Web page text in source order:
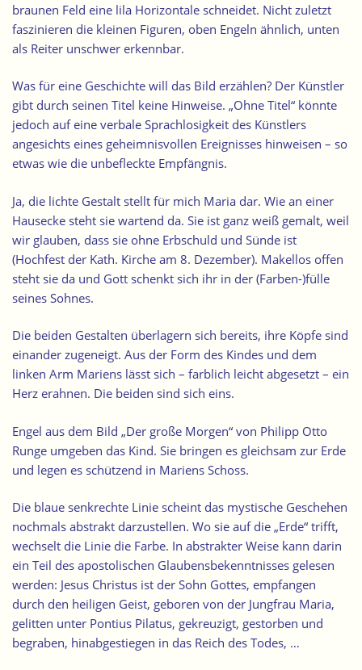
braunen Feld eine lila Horizontale schneidet. Nicht zuletzt
faszinieren die kleinen Figuren, oben Engeln ähnlich, unten
als Reiter unschwer erkennbar.
Was für eine Geschichte will das Bild erzählen? Der Künstler
gibt durch seinen Titel keine Hinweise. „Ohne Titel“ könnte
jedoch auf eine verbale Sprachlosigkeit des Künstlers
angesichts eines geheimnisvollen Ereignisses hinweisen – so
etwas wie die unbefleckte Empfängnis.
Ja, die lichte Gestalt stellt für mich Maria dar. Wie an einer
Hausecke steht sie wartend da. Sie ist ganz weiß gemalt, weil
wir glauben, dass sie ohne Erbschuld und Sünde ist
(Hochfest der Kath. Kirche am 8. Dezember). Makellos offen
steht sie da und Gott schenkt sich ihr in der (Farben-)fülle
seines Sohnes.
Die beiden Gestalten überlagern sich bereits, ihre Köpfe sind
einander zugeneigt. Aus der Form des Kindes und dem
linken Arm Mariens lässt sich – farblich leicht abgesetzt – ein
Herz erahnen. Die beiden sind sich eins.
Engel aus dem Bild „Der große Morgen“ von Philipp Otto
Runge umgeben das Kind. Sie bringen es gleichsam zur Erde
und legen es schützend in Mariens Schoss.
Die blaue senkrechte Linie scheint das mystische Geschehen
nochmals abstrakt darzustellen. Wo sie auf die „Erde“ trifft,
wechselt die Linie die Farbe. In abstrakter Weise kann darin
ein Teil des apostolischen Glaubensbekenntnisses gelesen
werden: Jesus Christus ist der Sohn Gottes, empfangen
durch den heiligen Geist, geboren von der Jungfrau Maria,
gelitten unter Pontius Pilatus, gekreuzigt, gestorben und
begraben, hinabgestiegen in das Reich des Todes, …